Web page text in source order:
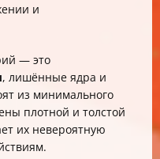
и
— это
, лишённые ядра и
из минимального
плотной и толстой
их невероятную